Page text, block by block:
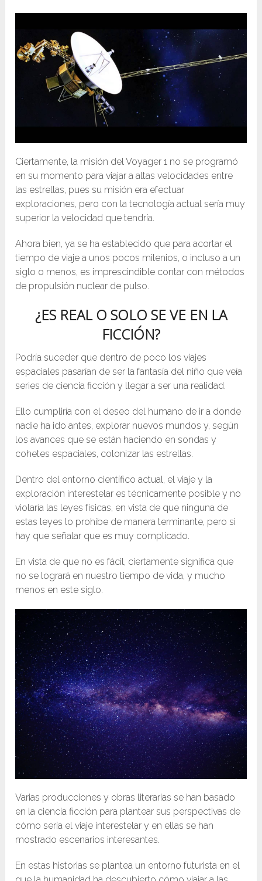
Ciertamente, la misión del Voyager 1 no se programó
en su momento para viajar a altas velocidades entre
las estrellas, pues su misión era efectuar
exploraciones, pero con la tecnología actual sería muy
superior la velocidad que tendría.
Ahora bien, ya se ha establecido que para acortar el
tiempo de viaje a unos pocos milenios, o incluso a un
siglo o menos, es imprescindible contar con métodos
de propulsión nuclear de pulso.
¿ES REAL O SOLO SE VE EN LA
FICCIÓN?
Podría suceder que dentro de poco los viajes
espaciales pasarían de ser la fantasía del niño que veía
series de ciencia ficción y llegar a ser una realidad.
Ello cumpliría con el deseo del humano de ir a donde
nadie ha ido antes, explorar nuevos mundos y, según
los avances que se están haciendo en sondas y
cohetes espaciales, colonizar las estrellas.
Dentro del entorno científico actual, el viaje y la
exploración interestelar es técnicamente posible y no
violaría las leyes físicas, en vista de que ninguna de
estas leyes lo prohíbe de manera terminante, pero si
hay que señalar que es muy complicado.
En vista de que no es fácil, ciertamente significa que
no se logrará en nuestro tiempo de vida, y mucho
menos en este siglo.
Varias producciones y obras literarias se han basado
en la ciencia ficción para plantear sus perspectivas de
cómo sería el viaje interestelar y en ellas se han
mostrado escenarios interesantes.
En estas historias se plantea un entorno futurista en el